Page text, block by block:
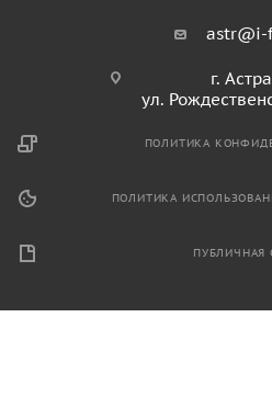
astr@i-
г.
ул.
ПОЛИТИКА
ПОЛИТИКА
ПУБЛИЧНАЯ